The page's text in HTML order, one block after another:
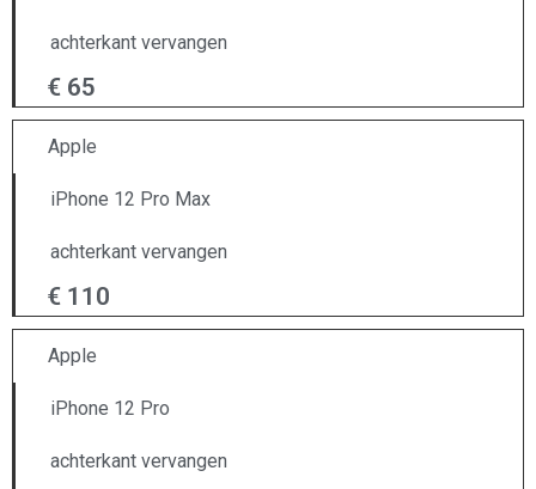
achterkant vervangen
€ 65
Apple
iPhone 12 Pro Max
achterkant vervangen
€ 110
Apple
iPhone 12 Pro
achterkant vervangen